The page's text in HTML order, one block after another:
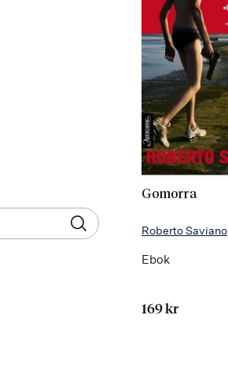
Gomorra
Roberto Saviano
Ebok
169 kr